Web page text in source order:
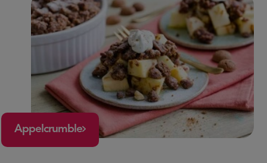
Appelcrumble